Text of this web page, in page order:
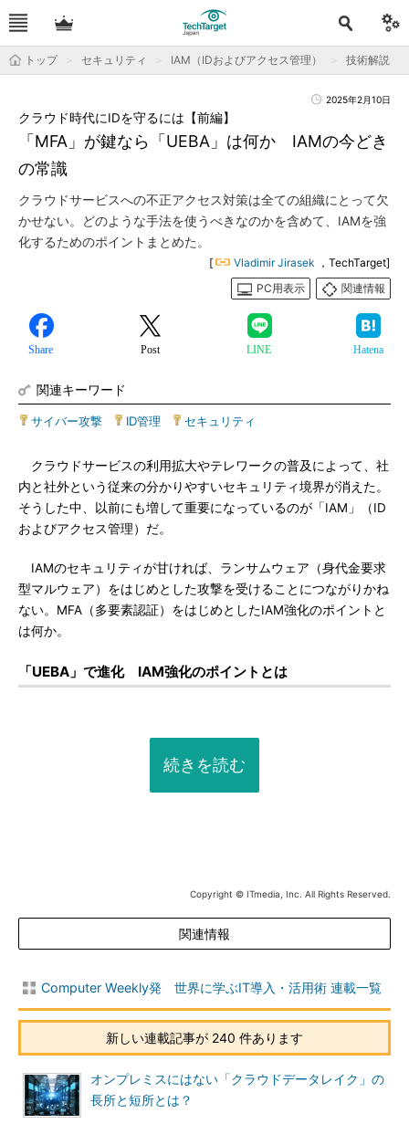
トップ セキュリティ IAM（IDおよびアクセス管理） 技術解説
2025年2月10日
「MFA」が鍵なら「UEBA」は何か IAMの今どき
の常識
クラウド時代にIDを守るには【前編】
クラウドサービスへの不正アクセス対策は全ての組織にとって欠
かせない。どのような手法を使うべきなのかを含めて、IAMを強
化するためのポイントまとめた。
[ Vladimir Jirasek ，TechTarget]
PC用表示
関連情報
Share Post LINE Hatena
関連キーワード
サイバー攻撃 ID管理 セキュリティ
クラウドサービスの利用拡大やテレワークの普及によって、社
内と社外という従来の分かりやすいセキュリティ境界が消えた。
そうした中、以前にも増して重要になっているのが「IAM」（ID
およびアクセス管理）だ。
IAMのセキュリティが甘ければ、ランサムウェア（身代金要求
型マルウェア）をはじめとした攻撃を受けることにつながりかね
ない。MFA（多要素認証）をはじめとしたIAM強化のポイントと
は何か。
「UEBA」で進化 IAM強化のポイントとは
続きを読む
Copyright © ITmedia, Inc. All Rights Reserved.
関連情報
Computer Weekly発 世界に学ぶIT導入・活用術 連載一覧
新しい連載記事が 240 件あります
オンプレミスにはない「クラウドデータレイク」の
長所と短所とは？